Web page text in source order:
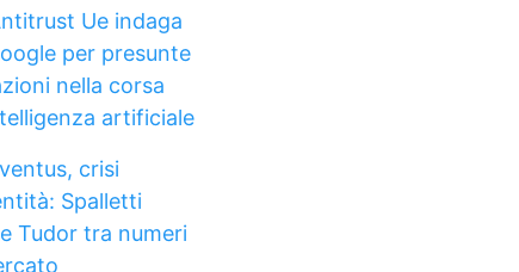
Ue indaga
per presunte
nella corsa
artificiale
crisi
Spalletti
Tudor tra numeri